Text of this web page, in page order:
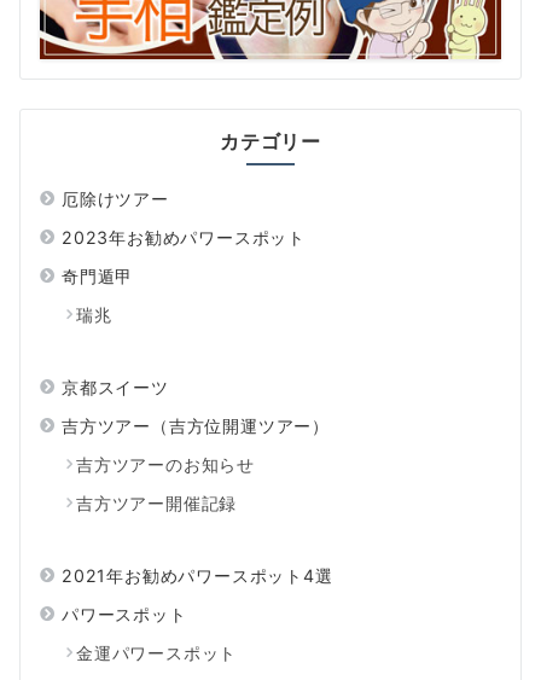
カテゴリー
厄除けツアー
2023年お勧めパワースポット
奇門遁甲
瑞兆
京都スイーツ
吉方ツアー（吉方位開運ツアー）
吉方ツアーのお知らせ
吉方ツアー開催記録
2021年お勧めパワースポット4選
パワースポット
金運パワースポット